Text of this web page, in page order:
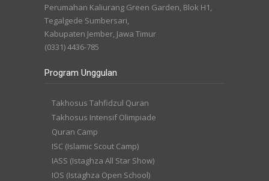
Perumahan Kaliurang Green Garden, Blok H1,
Tegalgede Sumbersari,
Kabupaten Jember, Jawa Timur
(0331) 4436-785
Program Unggulan
Takhosus Tahfidzul Quran
Takhosus Intensif Olimpiade
Quran Camp
ISC (Islamic Scout Camp)
IASS (Istaghza All Star Show)
IOS (Istaghza Open School)